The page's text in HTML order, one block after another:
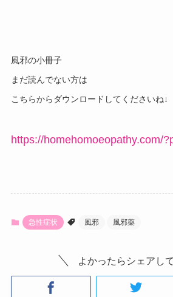
風邪の小冊子
まだ読んでない方は
こちらからダウンロードしてくださいね↓
https://homehomoeopathy.com/
急性症状 風邪 風邪薬
よかったらシェアし